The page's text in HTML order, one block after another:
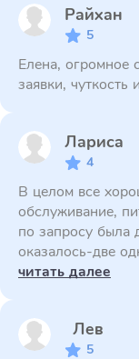
Райхан
5
Елена, огромное
заявки,
Лариса
4
В целом все
обслуживание,
по запросу была
оказалось-две
читать далее
Лев
5